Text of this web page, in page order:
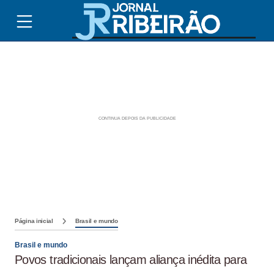
Página inicial Brasil e mundo
Brasil e mundo
Povos tradicionais lançam aliança inédita para